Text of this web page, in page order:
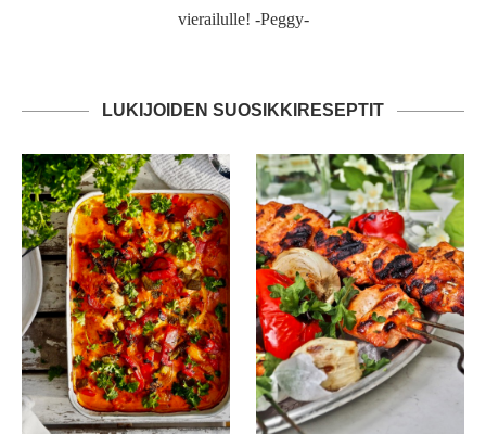
vierailulle! -Peggy-
LUKIJOIDEN SUOSIKKIRESEPTIT